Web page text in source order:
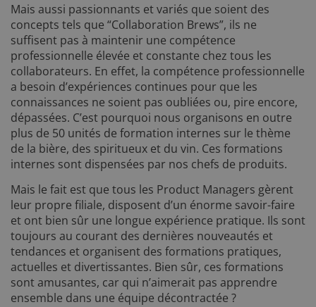
Mais aussi passionnants et variés que soient des
concepts tels que “Collaboration Brews”, ils ne
suffisent pas à maintenir une compétence
professionnelle élevée et constante chez tous les
collaborateurs. En effet, la compétence professionnelle
a besoin d’expériences continues pour que les
connaissances ne soient pas oubliées ou, pire encore,
dépassées. C’est pourquoi nous organisons en outre
plus de 50 unités de formation internes sur le thème
de la bière, des spiritueux et du vin. Ces formations
internes sont dispensées par nos chefs de produits.
Mais le fait est que tous les Product Managers gèrent
leur propre filiale, disposent d’un énorme savoir-faire
et ont bien sûr une longue expérience pratique. Ils sont
toujours au courant des dernières nouveautés et
tendances et organisent des formations pratiques,
actuelles et divertissantes. Bien sûr, ces formations
sont amusantes, car qui n’aimerait pas apprendre
ensemble dans une équipe décontractée ?